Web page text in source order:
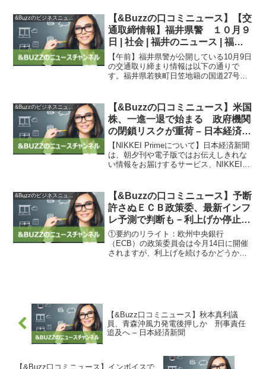
したことが要因とされる。また、クラウ
ドサービス...
&Buzzのビジネスニュース
【&Buzzの口コミニュース】【交
通取締情報】福井県警 １０月９
日 | 社会 | 福井のニュース | 福井
新聞ONLINE
【午前】福井県警が公開している10月9日
の交通取り締まり情報は以下の通りで
す。福井県若狭町日笠地籍の国道27号
で、交通事故防止のためです。【午後】
福井県勝山市平泉寺町大...
&Buzzのビジネスニュース
【&Buzzの口コミニュース】米国
株、一進一退で始まる 政府機関
の閉鎖リスクが重荷 – 日本経済新
聞
【NIKKEI Primeについて】日本経済新聞
は、朝夕刊や電子版ではお伝えしきれな
い情報をお届けするサービス、NIKKEI
【日経の記事利用サービスについて】
日...
&Buzzのビジネスニュース
【&Buzzの口コミニュース】予断
許さぬＥＣＢ政策委、最新インフ
レ予測で判断も－利上げか停止か
– Bloomberg
①要約のリライト：欧州中央銀行
（ECB）の政策委員会は今月14日に開催
されますが、利上げを続けるかどうかは
【&Buzz口コミニュース】秋本真利議
員、青森沖風力発電後押しか 刑事責任
追及へ – 日本経済新聞
【&Buzz口コミニュース】インボイスで